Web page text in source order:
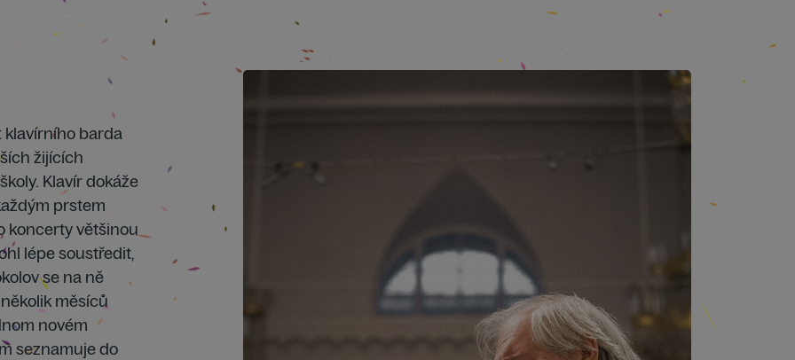
klavírního barda
žijících
Klavír dokáže
prstem
koncerty většinou
lépe soustředit,
se na ně
měsíců
novém
seznamuje do